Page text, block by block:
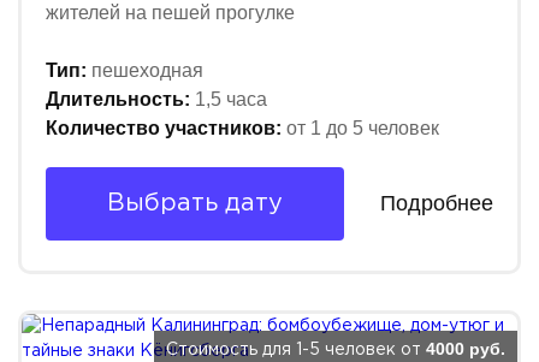
жителей на пешей прогулке
Тип: пешеходная
Длительность: 1,5 часа
Количество участников: от 1 до 5 человек
Выбрать дату Подробнее
Стоимость для 1-5 человек от 4000 руб.